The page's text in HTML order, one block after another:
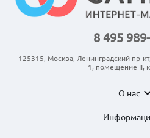
8 495
125315, Москва, Ленинградский пр-
1, помещение II,
О нас